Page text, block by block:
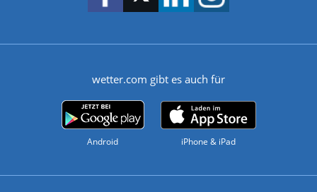
wetter.com gibt es auch für
Android iPhone & iPad